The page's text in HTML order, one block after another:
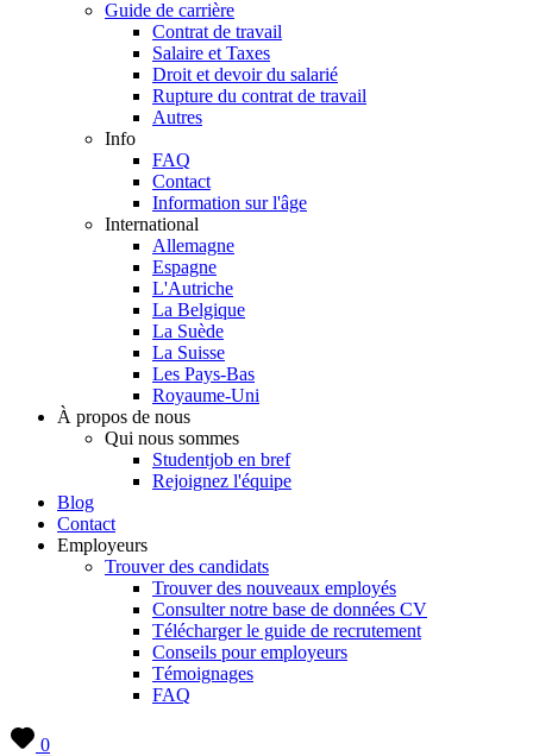
Guide de carrière
Contrat de travail
Salaire et Taxes
Droit et devoir du salarié
Rupture du contrat de travail
Autres
Info
FAQ
Contact
Information sur l'âge
International
Allemagne
Espagne
L'Autriche
La Belgique
La Suède
La Suisse
Les Pays-Bas
Royaume-Uni
À propos de nous
Qui nous sommes
Studentjob en bref
Rejoignez l'équipe
Blog
Contact
Employeurs
Trouver des candidats
Trouver des nouveaux employés
Consulter notre base de données CV
Télécharger le guide de recrutement
Conseils pour employeurs
Témoignages
FAQ
0